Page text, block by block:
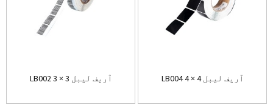
LB002 آریف لیبل 3 × 3 LB004 آریف لیبل 4 × 4